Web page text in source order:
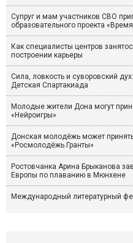
Супруг и мам участников СВО
образовательного проекта
Как специалисты центров
построении карьеры
Сила, ловкость и суворовский
Детская Спартакиада
Молодые жители Дона могут
«Нейроигры»
Донская молодёжь может
«Росмолодёжь.Гранты»
Ростовчанка Арина Брыканова
Европы по плаванию в Мюнхене
Международный литературный